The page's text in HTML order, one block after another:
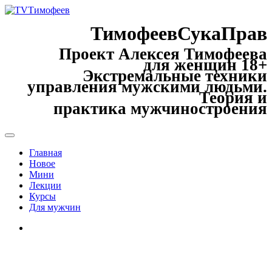
ТимофеевСукаПрав
Проект Алексея Тимофеева
для женщин 18+
Экстремальные техники
управления мужскими людьми.
Теория и
практика мужчиностроения
Главная
Новое
Мини
Лекции
Курсы
Для мужчин